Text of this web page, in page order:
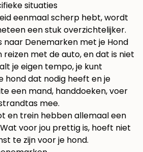
situaties
eenmaal scherp hebt, wordt
een stuk overzichtelijker.
naar Denemarken met je Hond
reizen met de auto, en dat is niet
je eigen tempo, je kunt
hond dat nodig heeft en je
een mand, handdoeken, voer
mee.
en trein hebben allemaal een
voor jou prettig is, hoeft niet
te zijn voor je hond.